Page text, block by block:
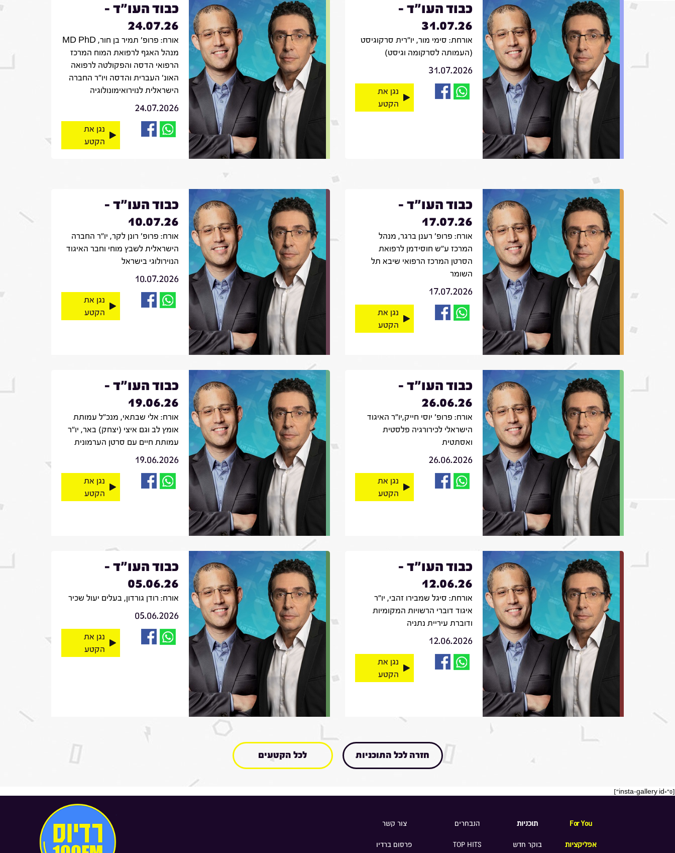
כבוד העו"ד -
31.07.26
אורחת: סימי מור, יו"רית סרקוגיסט
(העמותה לסרקומה וגיסט)
31.07.2026
נגן את
הקטע
כבוד העו"ד -
24.07.26
אורח: פרופ' תמיר בן חור, MD PhD
מנהל האגף לרפואת המוח המרכז
הרפואי הדסה והפקולטה לרפואה
האונ' העברית והדסה ויו"ר החברה
הישראלית לנוירואימונולוגיה
24.07.2026
נגן את
הקטע
כבוד העו"ד -
17.07.26
אורח: פרופ' רענן ברגר, מנהל
המרכז ע"ש חוסידמן לרפואת
הסרטן המרכז הרפואי שיבא תל
השומר
17.07.2026
נגן את
הקטע
כבוד העו"ד -
10.07.26
אורח: פרופ' רונן לקר, יו"ר החברה
הישראלית לשבץ מוחי וחבר האיגוד
הנוירולוגי בישראל
10.07.2026
נגן את
הקטע
כבוד העו"ד -
26.06.26
אורח: פרופ' יוסי חייק,יו"ר האיגוד
הישראלי לכירורגיה פלסטית
ואסתטית
26.06.2026
נגן את
הקטע
כבוד העו"ד -
19.06.26
אורח: אלי שבתאי, מנכ"ל עמותת
אומץ לב וגם איצי (יצחק) באר, יו"ר
עמותת חיים עם סרטן הערמונית
19.06.2026
נגן את
הקטע
כבוד העו"ד -
12.06.26
אורחת: סיגל שמבירו זהבי, יו"ר
איגוד דוברי הרשויות המקומיות
ודוברת עיריית נתניה
12.06.2026
נגן את
הקטע
כבוד העו"ד -
05.06.26
אורח: רודן גורדון, בעלים יעול שכיר
05.06.2026
נגן את
הקטע
חזרה לכל התוכניות לכל הקטעים
[insta-gallery id="0"]
For You
אפליקציות
תוכניות
בוקר חדש
הנבחרים
TOP HITS
צור קשר
פרסום ברדיו